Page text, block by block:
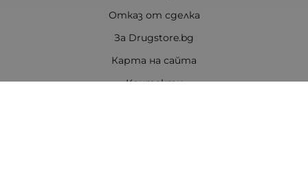
Отказ от сделка
За Drugstore.bg
Карта на сайта
Контакти